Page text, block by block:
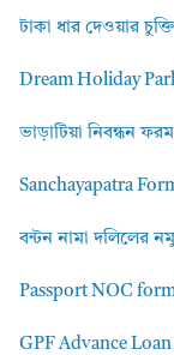
টাকা ধার দেওয়ার
Dream Holiday
ভাড়াটিয়া নিবন্ধন
Sanchayapatra
বন্টন নামা দলিলের
Passport NOC
GPF Advance